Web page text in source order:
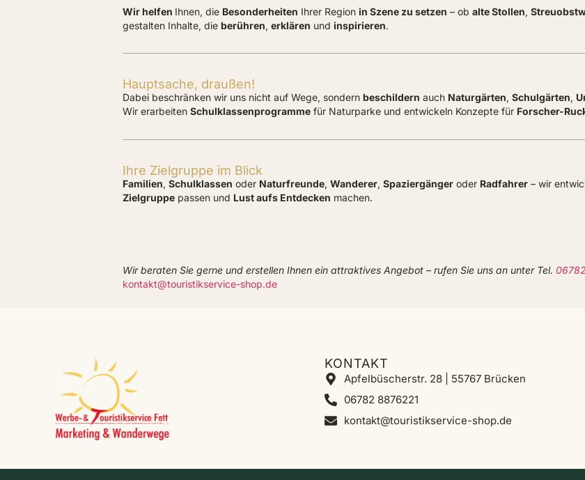
Wir helfen Ihnen, die Besonderheiten Ihrer Region in Szene zu setzen – ob alte Stollen,
gestalten Inhalte, die berühren, erklären und inspirieren.
Hauptsache, draußen!
Dabei beschränken wir uns nicht auf Wege, sondern beschildern auch Naturgärten, Schulgärten,
Wir erarbeiten Schulklassenprogrammefür Naturparke und entwickeln Konzepte für Forscher-
Ihre Zielgruppe im Blick
Familien, Schulklassen oder Naturfreunde, Wanderer, Spaziergängeroder Radfahrer– wir
Zielgruppepassen und Lust aufs Entdecken machen.
Wir beraten Sie gerne und erstellen Ihnen ein attraktives Angebot – rufen Sie uns an unter Tel.
kontakt@touristikservice-shop.de
KONTAKT
Apfelbüscherstr. 28 | 55767 Brücken
06782 8876221
kontakt@touristikservice-shop.de